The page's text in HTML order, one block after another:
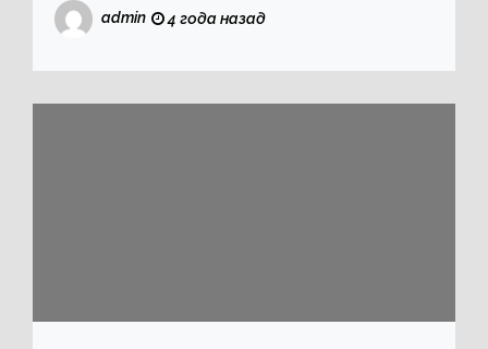
2021/2022: Season 2
admin 4 года назад